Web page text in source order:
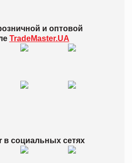
и оптовой
TradeMaster.UA
всоциальных сетях